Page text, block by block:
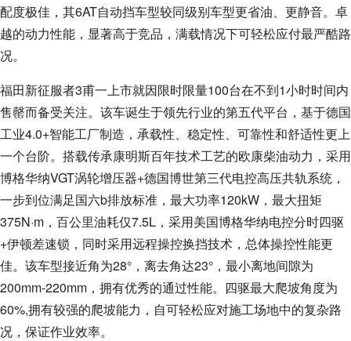
配度极佳，其6AT自动挡车型较同级别车型更省油、更静音。卓
越的动力性能，显著高于竞品，满载情况下可轻松应付最严酷路
况。
福田新征服者3甫一上市就因限时限量100台在不到1小时时间内
售罄而备受关注。该车诞生于领先行业的第五代平台，基于德国
工业4.0+智能工厂制造，承载性、稳定性、可靠性和舒适性更上
一个台阶。搭载传承康明斯百年技术工艺的欧康柴油动力，采用
博格华纳VGT涡轮增压器+德国博世第三代电控高压共轨系统，
一步到位满足国六b排放标准，最大功率120kW，最大扭矩
375N·m，百公里油耗仅7.5L，采用美国博格华纳电控分时四驱
+伊顿差速锁，同时采用远程操控换挡技术，总体操控性能更
佳。该车型接近角为28°，离去角达23°，最小离地间隙为
200mm-220mm，拥有优秀的通过性能。四驱最大爬坡角度为
60%,拥有较强的爬坡能力，自可轻松应对施工场地中的复杂路
况，保证作业效率。